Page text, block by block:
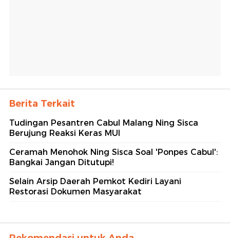
Berita Terkait
Tudingan Pesantren Cabul Malang Ning Sisca
Berujung Reaksi Keras MUI
Ceramah Menohok Ning Sisca Soal 'Ponpes Cabul':
Bangkai Jangan Ditutupi!
Selain Arsip Daerah Pemkot Kediri Layani
Restorasi Dokumen Masyarakat